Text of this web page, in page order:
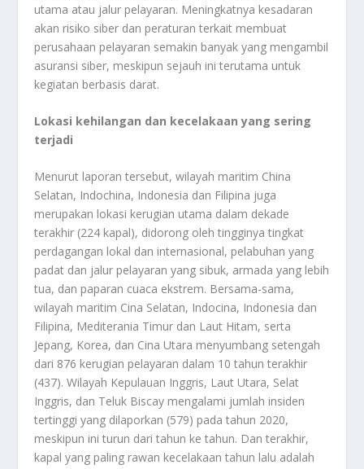
utama atau jalur pelayaran. Meningkatnya kesadaran
akan risiko siber dan peraturan terkait membuat
perusahaan pelayaran semakin banyak yang mengambil
asuransi siber, meskipun sejauh ini terutama untuk
kegiatan berbasis darat.
Lokasi kehilangan dan kecelakaan yang sering
terjadi
Menurut laporan tersebut, wilayah maritim China
Selatan, Indochina, Indonesia dan Filipina juga
merupakan lokasi kerugian utama dalam dekade
terakhir (224 kapal), didorong oleh tingginya tingkat
perdagangan lokal dan internasional, pelabuhan yang
padat dan jalur pelayaran yang sibuk, armada yang lebih
tua, dan paparan cuaca ekstrem. Bersama-sama,
wilayah maritim Cina Selatan, Indocina, Indonesia dan
Filipina, Mediterania Timur dan Laut Hitam, serta
Jepang, Korea, dan Cina Utara menyumbang setengah
dari 876 kerugian pelayaran dalam 10 tahun terakhir
(437). Wilayah Kepulauan Inggris, Laut Utara, Selat
Inggris, dan Teluk Biscay mengalami jumlah insiden
tertinggi yang dilaporkan (579) pada tahun 2020,
meskipun ini turun dari tahun ke tahun. Dan terakhir,
kapal yang paling rawan kecelakaan tahun lalu adalah